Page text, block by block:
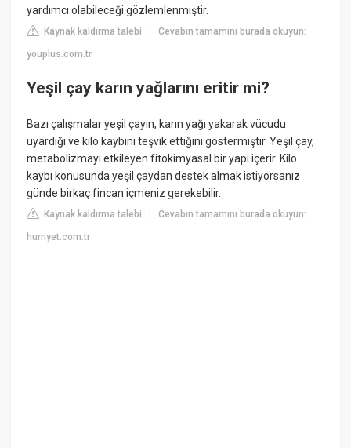
yardımcı olabileceği gözlemlenmiştir.
Kaynak kaldırma talebi |Cevabın tamamını burada okuyun:
youplus.com.tr
Yeşil çay karın yağlarını eritir mi?
Bazı çalışmalar yeşil çayın, karın yağı yakarak vücudu
uyardığı ve kilo kaybını teşvik ettiğini göstermiştir. Yeşil çay,
metabolizmayı etkileyen fitokimyasal bir yapı içerir. Kilo
kaybı konusunda yeşil çaydan destek almak istiyorsanız
günde birkaç fincan içmeniz gerekebilir.
Kaynak kaldırma talebi |Cevabın tamamını burada okuyun:
hurriyet.com.tr